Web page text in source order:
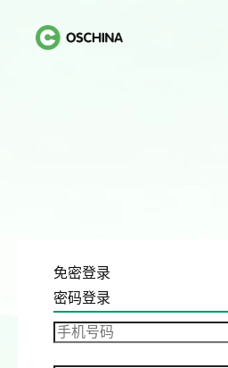
免密登录
密码登录